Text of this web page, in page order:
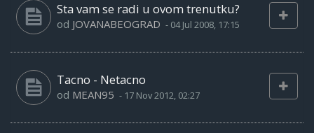
Sta vam se radi u ovom trenutku?
od JOVANABEOGRAD - 04 Jul 2008, 17:15
Tacno - Netacno
od MEAN95 - 17 Nov 2012, 02:27